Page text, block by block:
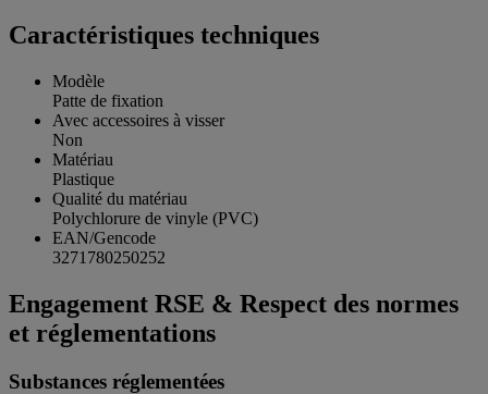
Caractéristiques techniques
Modèle
Patte de fixation
Avec accessoires à visser
Non
Matériau
Plastique
Qualité du matériau
Polychlorure de vinyle (PVC)
EAN/Gencode
3271780250252
Engagement RSE & Respect des normes
et réglementations
Substances réglementées